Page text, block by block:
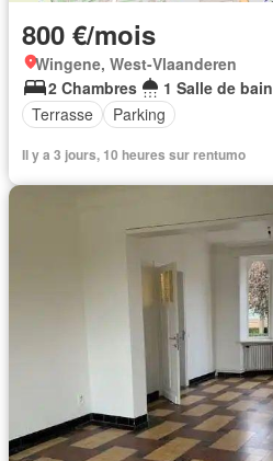
800 €/mois
Wingene, West-Vlaanderen
2 Chambres
1 Salle de bain
Terrasse
Parking
Il y a 3 jours, 10 heures sur rentumo